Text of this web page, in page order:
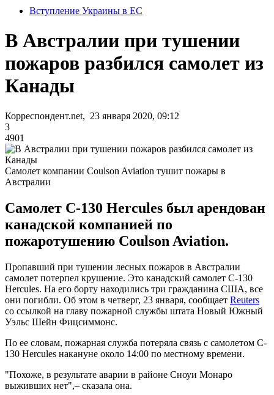
Вступление Украины в ЕС
В Австралии при тушении
пожаров разбился самолет из
Канады
Корреспондент.net, 23 января 2020, 09:12
3
4901
Самолет компании Coulson Aviation тушит пожары в
Австралии
Самолет C-130 Hercules был арендован
канадской компанией по
пожаротушению Coulson Aviation.
Пропавший при тушении лесных пожаров в Австралии
самолет потерпел крушение. Это канадский самолет C-130
Hercules. На его борту находились три гражданина США, все
они погибли. Об этом в четверг, 23 января, сообщает Reuters
со ссылкой на главу пожарной службы штата Новый Южный
Уэльс Шейн Фицсиммонс.
По ее словам, пожарная служба потеряла связь с самолетом C-
130 Hercules накануне около 14:00 по местному времени.
"Похоже, в результате аварии в районе Сноуи Монаро
выживших нет",– сказала она.